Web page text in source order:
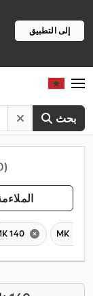
إلى التطبيق
بحث
140 MK